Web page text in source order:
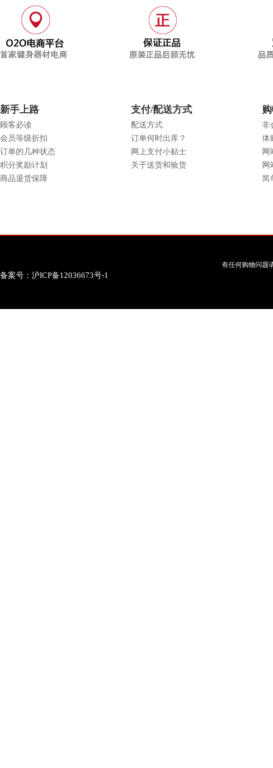
新手上路
顾客必读
会员等级折扣
订单的几种状态
积分奖励计划
商品退货保障
支付/配送方式
配送方式
订单何时出库？
网上支付小贴士
关于送货和验货
非
体
网
网
简
有任何购物问题
备案号：沪ICP备12036673号-1